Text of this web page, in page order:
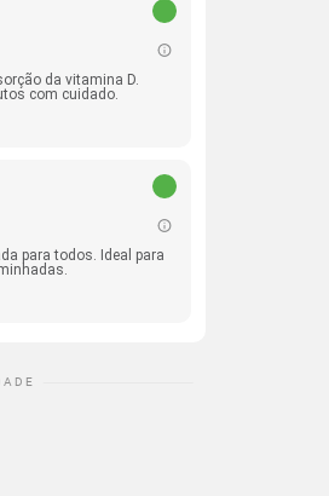
da vitamina D.
com cuidado.
para todos. Ideal para